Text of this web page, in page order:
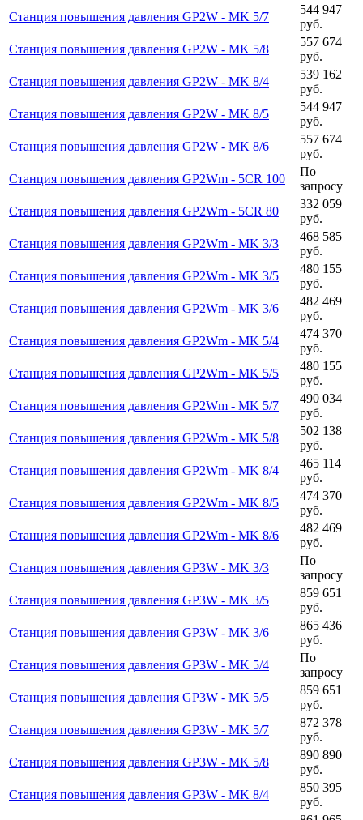
Станция повышения давления GP2W - MK 5/7
544 947
руб.
Станция повышения давления GP2W - MK 5/8
557 674
руб.
Станция повышения давления GP2W - MK 8/4
539 162
руб.
Станция повышения давления GP2W - MK 8/5
544 947
руб.
Станция повышения давления GP2W - MK 8/6
557 674
руб.
Станция повышения давления GP2Wm - 5CR 100
По
запросу
Станция повышения давления GP2Wm - 5CR 80
332 059
руб.
Станция повышения давления GP2Wm - MK 3/3
468 585
руб.
Станция повышения давления GP2Wm - MK 3/5
480 155
руб.
Станция повышения давления GP2Wm - MK 3/6
482 469
руб.
Станция повышения давления GP2Wm - MK 5/4
474 370
руб.
Станция повышения давления GP2Wm - MK 5/5
480 155
руб.
Станция повышения давления GP2Wm - MK 5/7
490 034
руб.
Станция повышения давления GP2Wm - MK 5/8
502 138
руб.
Станция повышения давления GP2Wm - MK 8/4
465 114
руб.
Станция повышения давления GP2Wm - MK 8/5
474 370
руб.
Станция повышения давления GP2Wm - MK 8/6
482 469
руб.
Станция повышения давления GP3W - MK 3/3
По
запросу
Станция повышения давления GP3W - MK 3/5
859 651
руб.
Станция повышения давления GP3W - MK 3/6
865 436
руб.
Станция повышения давления GP3W - MK 5/4
По
запросу
Станция повышения давления GP3W - MK 5/5
859 651
руб.
Станция повышения давления GP3W - MK 5/7
872 378
руб.
Станция повышения давления GP3W - MK 5/8
890 890
руб.
Станция повышения давления GP3W - MK 8/4
850 395
руб.